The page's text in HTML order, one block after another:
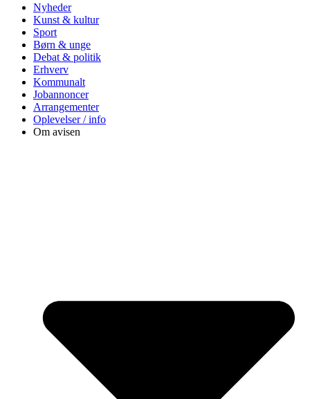
Nyheder
Kunst & kultur
Sport
Børn & unge
Debat & politik
Erhverv
Kommunalt
Jobannoncer
Arrangementer
Oplevelser / info
Om avisen